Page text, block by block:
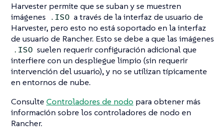
Harvester permite que se suban y se muestren
imágenes
.ISO a través de la interfaz de usuario de
Harvester, pero esto no está soportado en la interfaz
de usuario de Rancher. Esto se debe a que las imágenes
.ISO suelen requerir configuración adicional que
interfiere con un despliegue limpio (sin requerir
intervención del usuario), y no se utilizan típicamente
en entornos de nube.
Consulte Controladores de nodo para obtener más
información sobre los controladores de nodo en
Rancher.